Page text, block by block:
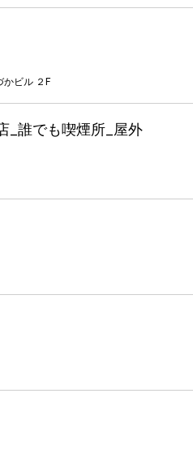
かビル ２F
_誰でも喫煙所_屋外